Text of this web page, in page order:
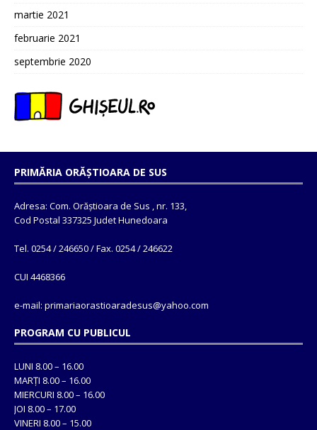
martie 2021
februarie 2021
septembrie 2020
PRIMĂRIA ORĂȘTIOARA DE SUS
Adresa: Com. Orăștioara de Sus , nr. 133,
Cod Postal 337325 Judet Hunedoara
Tel. 0254 / 246650 / Fax. 0254 / 246622
CUI 4468366
e-mail: primariaorastioaradesus@yahoo.com
PROGRAM CU PUBLICUL
LUNI 8.00 – 16.00
MARȚI 8.00 – 16.00
MIERCURI 8.00 – 16.00
JOI 8.00 – 17.00
VINERI 8.00 – 15.00